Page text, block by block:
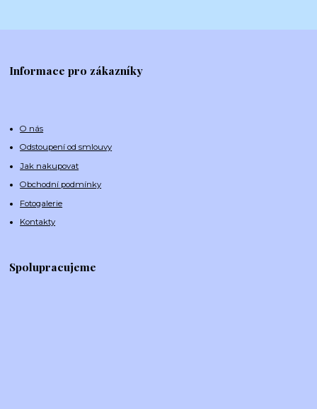
Informace pro zákazníky
O nás
Odstoupení od smlouvy
Jak nakupovat
Obchodní podmínky
Fotogalerie
Kontakty
Spolupracujeme